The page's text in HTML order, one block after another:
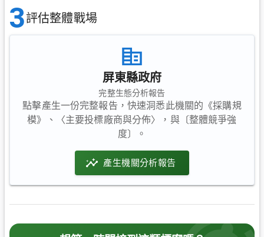
3評估整體戰場
屏東縣政府
完整生態分析報告
點擊產生一份完整報告，快速洞悉此機關的《採購規
模》、〈主要投標廠商與分佈〉，與〔整體競爭強
度〕。
產生機關分析報告